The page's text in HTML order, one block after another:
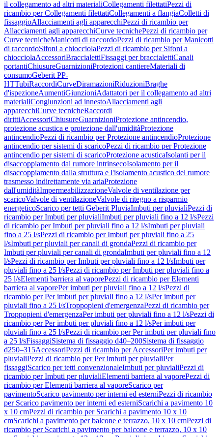
il collegamento ad altri materialiCollegamenti filettatiPezzi di
ricambio per Collegamenti filettatiCollegamenti a flangiaColletti di
fissaggioAllacciamenti agli apparecchiPezzi di ricambio per
Allacciamenti agli apparecchiCurve tecnichePezzi di ricambio per
Curve tecnicheManicotti di raccordoPezzi di ricambio per Manicotti
di raccordoSifoni a chiocciolaPezzi di ricambio per Sifoni a
chiocciolaAccessoriBraccialettiFissaggi per braccialettiCanali
portantiChiusureGuarnizioniProtezioni cantiereMateriali di
consumoGeberit PP-
HTTubiRaccordiCurveDiramazioniRiduzioniBraghe
d'ispezioneAumentiGiunzioniAdattatori per il collegamento ad altri
materialiCongiunzioni ad innestoAllacciamenti agli
apparecchiCurve tecnicheRaccordi
dirittiAccessoriChiusureGuarnizioniProtezione antincendio,
protezione acustica e protezione dall'umiditàProtezione
antincendioPezzi di ricambio per Protezione antincendioProtezione
antincendio per sistemi di scaricoPezzi di ricambio per Protezione
antincendio per sistemi di scaricoProtezione acusticaIsolanti per il
disaccoppiamento dal rumore intrinsecoIsolamento per il
disaccoppiamento dalla struttura e l'isolamento acustico del rumore
trasmesso indirettamente via ariaProtezione
dall'umiditàImpermeabilizzazioneValvole di ventilazione per
scaricoValvole di ventilazioneValvole di ritegno a risparmio
energeticoScarico per tetti Geberit PluviaImbuti per pluvialiPezzi di
ricambio per Imbuti per pluvialiImbuti per pluviali fino a 12 l/sPezzi
di ricambio per Imbuti per pluviali fino a 12 l/sImbuti per pluviali
fino a 25 l/sPezzi di ricambio per Imbuti per pluviali fino a 25
l/sImbuti per pluviali per canali di grondaPezzi di ricambio per
Imbuti per pluviali per canali di grondaImbuti per pluviali fino a 12
l/sPezzi di ricambio per Imbuti per pluviali fino a 12 l/sImbuti per
pluviali fino a 25 l/sPezzi di ricambio per Imbuti per pluviali fino a
25 l/sElementi barriera al vaporePezzi di ricambio per Elementi
barriera al vaporePer imbuti per pluviali fino a 12 l/sPezzi di
ricambio per Per imbuti per pluviali fino a 12 l/sPer imbuti per
pluviali fino a 25 l/sTroppopieni d'emergenzaPezzi di ricambio per
Troppopieni d'emergenzaPer imbuti per pluviali fino a 12 l/sPezzi di
ricambio per Per imbuti per pluviali fino a 12 l/sPer imbuti per
pluviali fino a 25 l/sPezzi di ricambio per Per imbuti per pluviali fino
a 25 l/sFissaggiSistema di fissaggio d40–200Sistema di fissaggio
d250–315AccessoriPezzi di ricambio per AccessoriPer imbuti per
pluvialiPezzi di ricambio per Per imbuti per pluvialiPer
fissaggiScarico per tetti convenzionaleImbuti per pluvialiPezzi di
ricambio per Imbuti per pluvialiElementi barriera al vaporePezzi di
ricambio per Elementi barriera al vaporeScarico per
pavimentoScarico pavimento per interni ed esterniPezzi di ricambio
per Scarico pavimento per interni ed esterniScarichi a pavimento 10
x 10 cmPezzi di ricambio per Scarichi a pavimento 10 x 10
cmScarichi a pavimento per balcone e terrazzo, 10 x 10 cmPezzi di
ricambio per Scarichi a pavimento per balcone e terrazzo, 10 x 10